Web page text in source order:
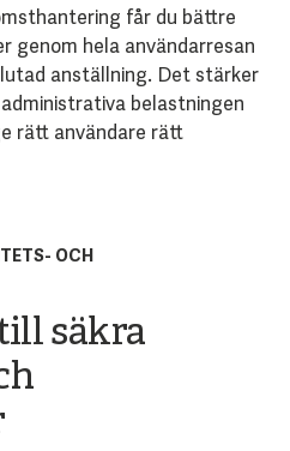
får du bättre
genom hela användarresan
anställning. Det stärker
belastningen
rätt användare rätt
OCH
säkra